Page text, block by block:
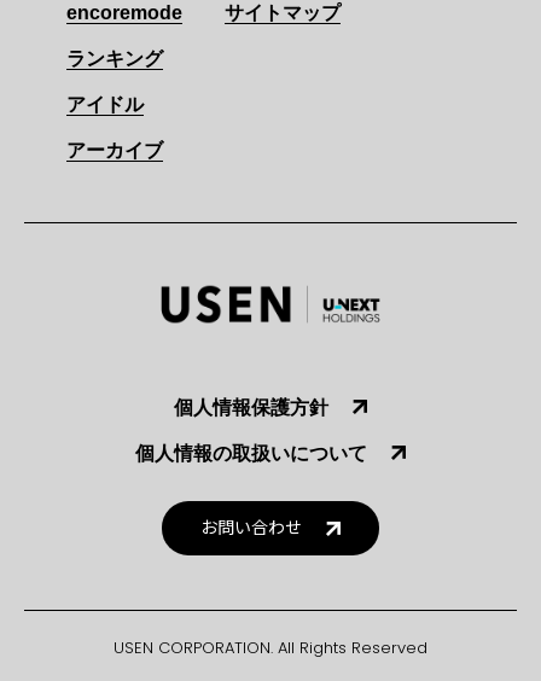
encoremode
ランキング
アイドル
アーカイブ
サイトマップ
個人情報保護方針
個人情報の取扱いについて
お問い合わせ
USEN CORPORATION. All Rights Reserved